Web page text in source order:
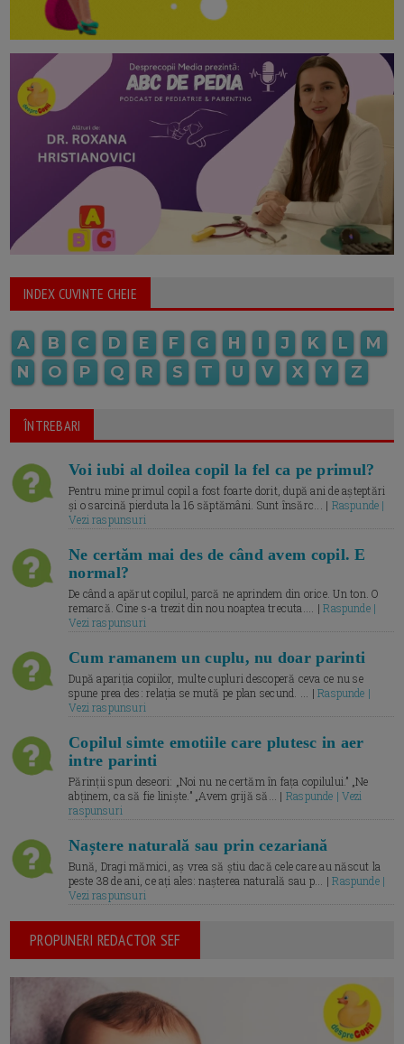
INDEX CUVINTE CHEIE
A B C D E F G H I J K L
M
N
O P Q R S T U V X Y Z
ÎNTREBARI
Voi iubi al doilea copil la fel ca pe primul?
Pentru mine primul copil a fost foarte dorit, după ani de așteptări
și o sarcină pierduta la 16 săptămâni. Sunt însărc... | Raspunde |
Vezi raspunsuri
Ne certăm mai des de când avem copil. E
normal?
De când a apărut copilul, parcă ne aprindem din orice. Un ton. O
remarcă. Cine s-a trezit din nou noaptea trecuta.... |Raspunde |
Vezi raspunsuri
Cum ramanem un cuplu, nu doar parinti
După apariția copiilor, multe cupluri descoperă ceva ce nu se
spune prea des: relația se mută pe plan secund. ... |Raspunde |
Vezi raspunsuri
Copilul simte emotiile care plutesc in aer
intre parinti
Părinții spun deseori: „Noi nu ne certăm în fața copilului.” „Ne
abținem, ca să fie liniște.” „Avem grijă să... | Raspunde | Vezi
raspunsuri
Naștere naturală sau prin cezariană
Bună, Dragi mămici, aș vrea să știu dacă cele care au născut la
peste 38 de ani, ce ați ales: nașterea naturală sau p... |Raspunde |
Vezi raspunsuri
PROPUNERI REDACTOR SEF